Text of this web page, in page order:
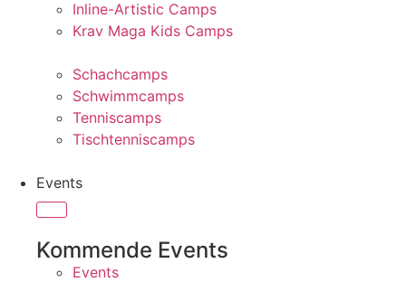
Inline-Artistic Camps
Krav Maga Kids Camps
Schachcamps
Schwimmcamps
Tenniscamps
Tischtenniscamps
Events
Kommende Events
Events